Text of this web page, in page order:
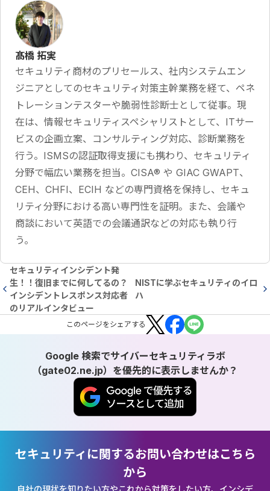
髙橋 拓実
セキュリティ商材のプリセールス、社内システムエン
ジニアとしてのセキュリティ対策主幹業務を経て、ペネ
トレーションテスターや脆弱性診断士として従事。現
在は、情報セキュリティスペシャリストとして、ITサー
ビスの企画立案、コンサルティング対応、診断業務を
行う。ISMSの認証取得支援にも携わり、セキュリティ
分野で幅広い業務を担当。CISA® や GIAC GWAPT、
CEH、CHFI、ECIH などの専門資格を保持し、セキュ
リティ分野における高い専門性を証明。また、会議や
商談において英語での会議通訳などの対応も執り行
う。
セキュリティインシデント発
生！！復旧までに何してるの？
インシデントレスポンス対応者
のリアルインタビュー
NISTに学ぶセキュリティのイロ
ハ
このページをシェアする
Google 検索でサイバーセキュリティラボ
（gate02.ne.jp）を優先的に表示しませんか？
セキュリティに関するお問い合わせはこちら
から